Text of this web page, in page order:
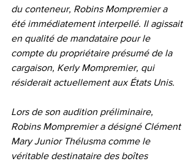
du conteneur, Robins Mompremier a
été immédiatement interpellé. Il agissait
en qualité de mandataire pour le
compte du propriétaire présumé de la
cargaison, Kerly Mompremier, qui
résiderait actuellement aux États Unis.
Lors de son audition préliminaire,
Robins Mompremier a désigné Clément
Mary Junior Thélusma comme le
véritable destinataire des boîtes